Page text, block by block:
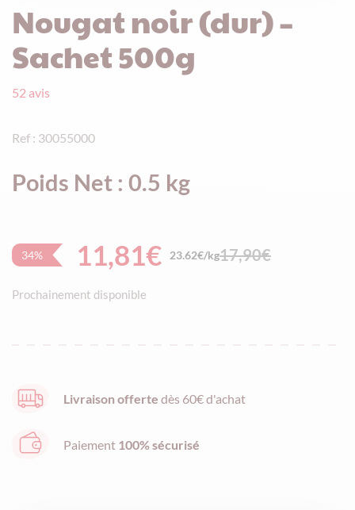
Nougat noir (dur) –
Sachet 500g
52 avis
Ref : 30055000
Poids Net : 0.5 kg
34% 17,90€
11,81€ 23.62€/kg
Prochainement disponible
Livraison offerte dès 60€ d'achat
Paiement 100% sécurisé